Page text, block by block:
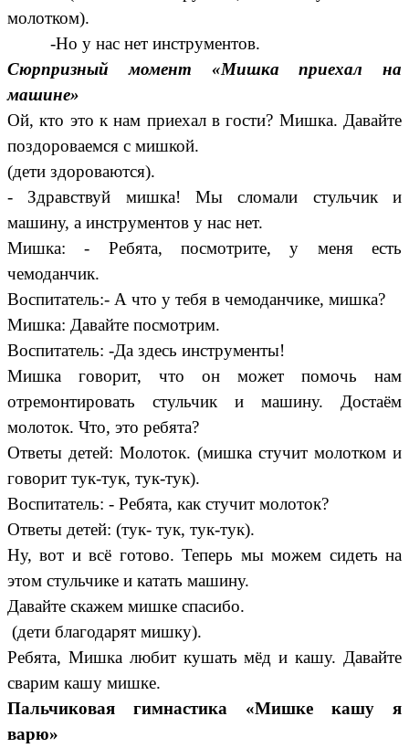
молотком).
-Но у нас нет инструментов.
Сюрпризный момент «Мишка приехал на
машине»
Ой, кто это к нам приехал в гости? Мишка. Давайте
поздороваемся с мишкой.
(дети здороваются).
- Здравствуй мишка! Мы сломали стульчик и
машину, а инструментов у нас нет.
Мишка: - Ребята, посмотрите, у меня есть
чемоданчик.
Воспитатель:- А что у тебя в чемоданчике, мишка?
Мишка: Давайте посмотрим.
Воспитатель: -Да здесь инструменты!
Мишка говорит, что он может помочь нам
отремонтировать стульчик и машину. Достаём
молоток. Что, это ребята?
Ответы детей: Молоток. (мишка стучит молотком и
говорит тук-тук, тук-тук).
Воспитатель: - Ребята, как стучит молоток?
Ответы детей: (тук- тук, тук-тук).
Ну, вот и всё готово. Теперь мы можем сидеть на
этом стульчике и катать машину.
Давайте скажем мишке спасибо.
(дети благодарят мишку).
Ребята, Мишка любит кушать мёд и кашу. Давайте
сварим кашу мишке.
Пальчиковая гимнастика «Мишке кашу я
варю»